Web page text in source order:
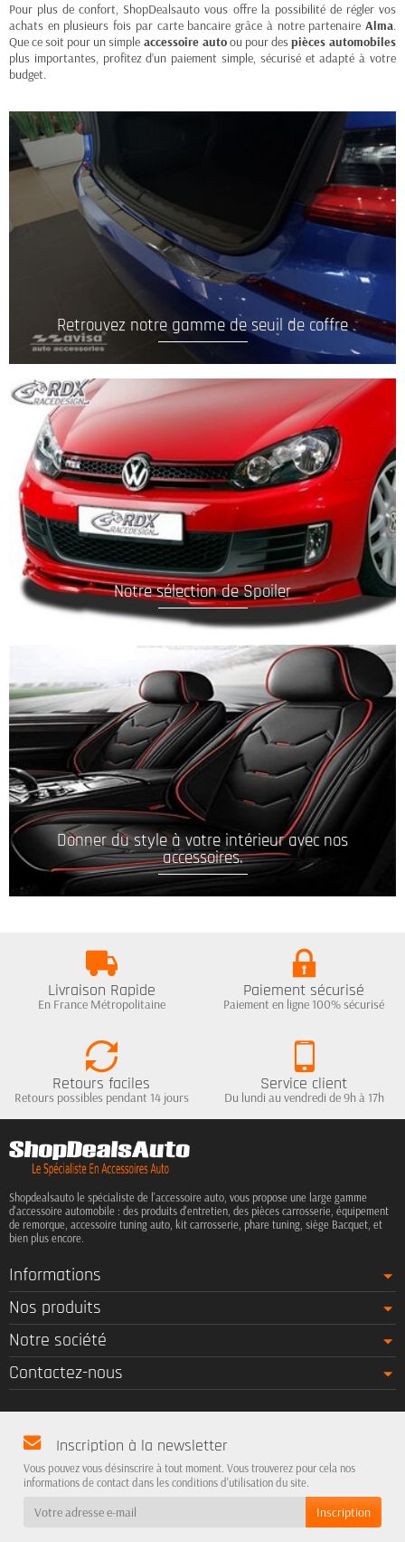
Pour plus de confort, ShopDealsauto vous offre la possibilité de régler vos
achats en plusieurs fois par carte bancaire grâce à notre partenaire Alma.
Que ce soit pour un simple accessoire autoou pour despièces automobiles
plus importantes, profitez d’un paiement simple, sécurisé et adapté à votre
budget.
Retrouvez notre gamme de seuil de coffre
Notre sélection de Spoiler
Donner du style à votre intérieur avec nos
accessoires.
Livraison Rapide
En France Métropolitaine
Paiement sécurisé
Paiement en ligne 100% sécurisé
Retours faciles
Retours possibles pendant 14 jours
Service client
Du lundi au vendredi de 9h à 17h
Shopdealsauto le spécialiste de l'accessoire auto, vous propose une large gamme
d'accessoire automobile : des produits d'entretien, des pièces carrosserie, équipement
de remorque, accessoire tuning auto, kit carrosserie, phare tuning, siège Bacquet, et
bien plus encore.
Informations
Nos produits
Notre société
Contactez-nous
Inscription à la newsletter
Vous pouvez vous désinscrire à tout moment. Vous trouverez pour cela nos
informations de contact dans les conditions d'utilisation du site.